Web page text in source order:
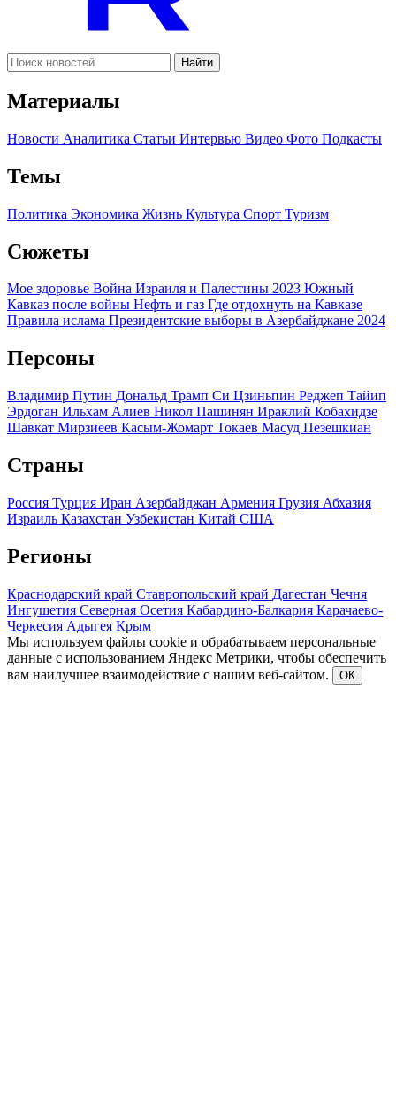
Найти
Материалы
Новости Аналитика Статьи Интервью Видео Фото Подкасты
Темы
Политика Экономика Жизнь Культура Спорт Туризм
Сюжеты
Мое здоровье Война Израиля и Палестины 2023 Южный
Кавказ после войны Нефть и газ Где отдохнуть на Кавказе
Правила ислама Президентские выборы в Азербайджане 2024
Персоны
Владимир Путин Дональд Трамп Си Цзиньпин Реджеп Тайип
Эрдоган Ильхам Алиев Никол Пашинян Ираклий Кобахидзе
Шавкат Мирзиеев Касым-Жомарт Токаев Масуд Пезешкиан
Страны
Россия Турция Иран Азербайджан Армения Грузия Абхазия
Израиль Казахстан Узбекистан Китай США
Регионы
Краснодарский край Ставропольский край Дагестан Чечня
Ингушетия Северная Осетия Кабардино-Балкария Карачаево-
Черкесия Адыгея Крым
Мы используем файлы cookie и обрабатываем персональные
данные с использованием Яндекс Метрики, чтобы обеспечить
вам наилучшее взаимодействие с нашим веб-сайтом.
ОК